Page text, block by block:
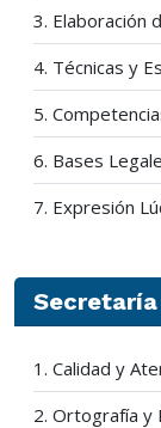
3. Elaboración
4. Técnicas y
5.
6. Bases
7. Expresión
1. Calidad y
2. Ortografía y